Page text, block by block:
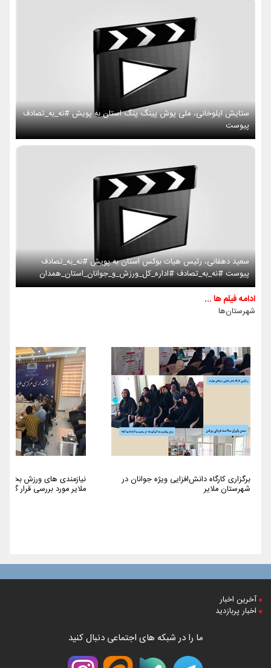
ستایش ایلوخانی، ملی پوش پینگ پنگ استان به پویش #نه_به_تصادف
پیوست
سعید دهقانی، رئیس هیات بوکس استان به پویش #نه_به_تصادف
پیوست #نه_به_تصادف #اداره_کل_ورزش_و_جوانان_استان_همدان
ادامه فیلم ها ...
شهرستان‌ها
برگزاری کارگاه دانش‌افزایی ویژه جوانان در
شهرستان ملایر
نیازمندی های ورزش بخش
ملایر مورد بررسی قرار گرفت
آخرین اخبار
اخبار پربازدید
ما را در شبکه های اجتماعی دنبال کنید